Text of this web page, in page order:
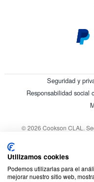
Seguridad y
Responsabilidad social
© 2026 Cookson CLAL.
Utilizamos cookies
Podemos utilizarlas para el
mejorar nuestro sitio web,